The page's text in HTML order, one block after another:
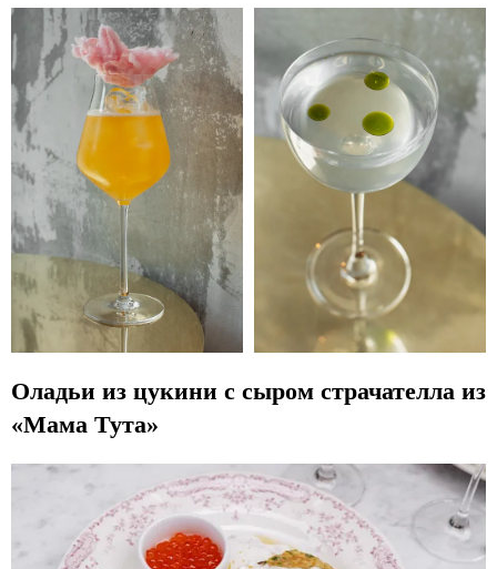
Оладьи из цукини с сыром страчателла из
«Мама Тута»